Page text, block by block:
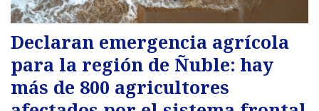
Declaran emergencia agrícola
para la región de Ñuble: hay
más de 800 agricultores